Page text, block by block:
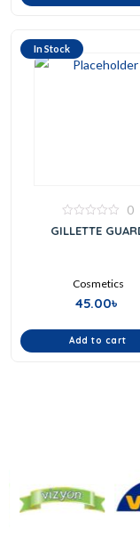
In Stock
0
out
0
GILLETTE
Cosmetics
45.00৳
Add to cart